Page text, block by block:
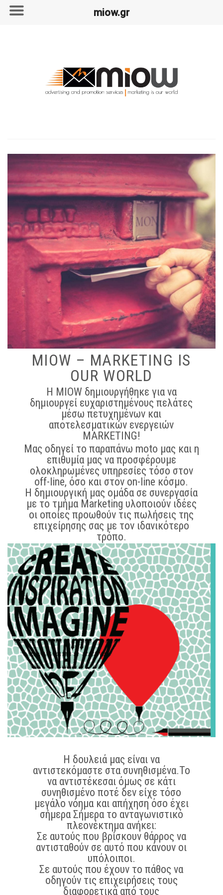
MIΟW – MARKETING IS
OUR WORLD
Η MIOW δημιουργήθηκε για να
δημιουργεί ευχαριστημένους πελάτες
μέσω πετυχημένων και
αποτελεσματικών ενεργειών
MARKETING!
Μας οδηγεί το παραπάνω moto μας και η
επιθυμία μας να προσφέρουμε
ολοκληρωμένες υπηρεσίες τόσο στον
off-line, όσο και στον on-line κόσμο.
Η δημιουργική μας ομάδα σε συνεργασία
με το τμήμα Marketing υλοποιούν ιδέες
οι οποίες προωθούν τις πωλήσεις της
επιχείρησης σας με τον ιδανικότερο
τρόπο.
Η δουλειά μας είναι να αντιστεκόμαστε
στα συνηθισμένα.
Η δουλειά μας είναι να
αντιστεκόμαστε στα συνηθισμένα.Το
να αντιστέκεσαι όμως σε κάτι
συνηθισμένο ποτέ δεν είχε τόσο
μεγάλο νόημα και απήχηση όσο έχει
σήμερα Σήμερα το ανταγωνιστικό
πλεονέκτημα ανήκει:
Σε αυτούς που βρίσκουν θάρρος να
αντισταθούν σε αυτό που κάνουν οι
υπόλοιποι.
Σε αυτούς που έχουν το πάθος να
οδηγούν τις επιχειρήσεις τους
διαφορετικά από τους
miow.gr